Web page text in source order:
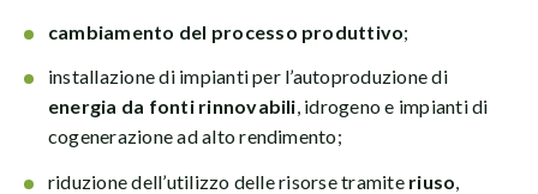
cambiamento del processo produttivo;
installazione di impianti per l’autoproduzione di
energia da fonti rinnovabili, idrogeno e impianti di
cogenerazione ad alto rendimento;
riduzione dell’utilizzo delle risorse tramite riuso